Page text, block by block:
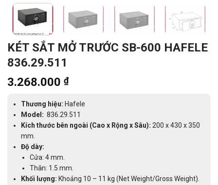
KÉT SẮT MỞ TRƯỚC SB-600 HAFELE
836.29.511
3.268.000 ₫
Thương hiệu: Hafele
Model: 836.29.511
Kích thước bên ngoài (Cao x Rộng x Sâu): 200 x 430 x 350
mm.
Độ dày:
Cửa: 4 mm.
Thân: 1.5 mm.
Khối lượng: Khoảng 10 – 11 kg (Net Weight/Gross Weight).